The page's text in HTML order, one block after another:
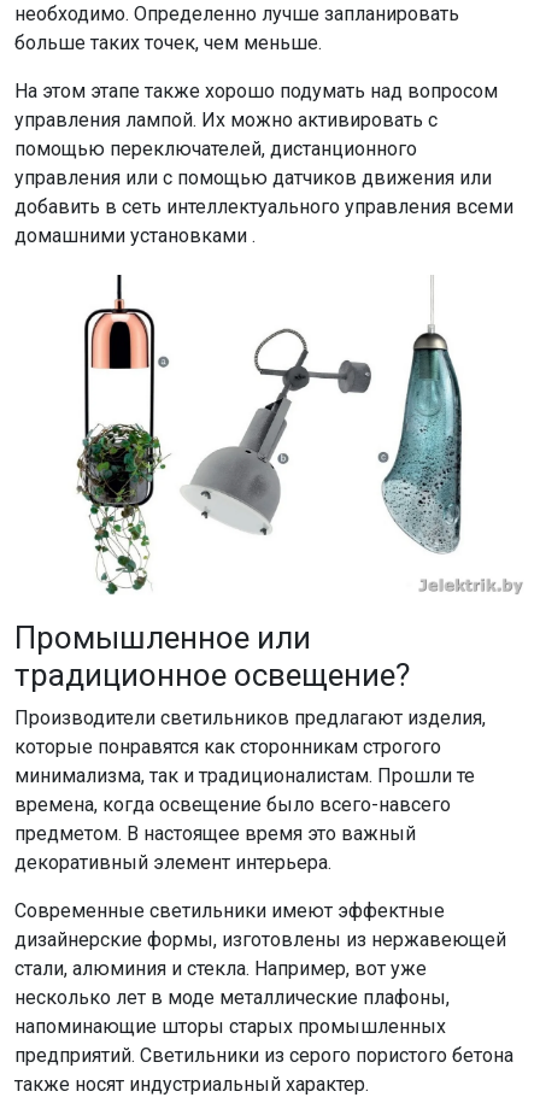
необходимо. Определенно лучше запланировать
больше таких точек, чем меньше.
На этом этапе также хорошо подумать над вопросом
управления лампой. Их можно активировать с
помощью переключателей, дистанционного
управления или с помощью датчиков движения или
добавить в сеть интеллектуального управления всеми
домашними установками .
Промышленное или
традиционное освещение?
Производители светильников предлагают изделия,
которые понравятся как сторонникам строгого
минимализма, так и традиционалистам. Прошли те
времена, когда освещение было всего-навсего
предметом. В настоящее время это важный
декоративный элемент интерьера.
Современные светильники имеют эффектные
дизайнерские формы, изготовлены из нержавеющей
стали, алюминия и стекла. Например, вот уже
несколько лет в моде металлические плафоны,
напоминающие шторы старых промышленных
предприятий. Светильники из серого пористого бетона
также носят индустриальный характер.